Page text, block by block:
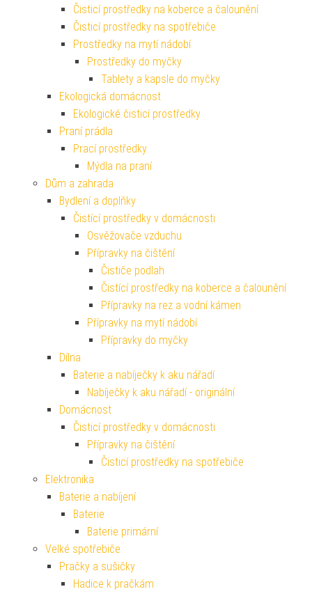
Čisticí prostředky na koberce a čalounění
Čisticí prostředky na spotřebiče
Prostředky na mytí nádobí
Prostředky do myčky
Tablety a kapsle do myčky
Ekologická domácnost
Ekologické čisticí prostředky
Praní prádla
Prací prostředky
Mýdla na praní
Dům a zahrada
Bydlení a doplňky
Čistící prostředky v domácnosti
Osvěžovače vzduchu
Přípravky na čištění
Čističe podlah
Čistící prostředky na koberce a čalounění
Přípravky na rez a vodní kámen
Přípravky na mytí nádobí
Přípravky do myčky
Dílna
Baterie a nabíječky k aku nářadí
Nabíječky k aku nářadí - originální
Domácnost
Čisticí prostředky v domácnosti
Přípravky na čištění
Čisticí prostředky na spotřebiče
Elektronika
Baterie a nabíjení
Baterie
Baterie primární
Velké spotřebiče
Pračky a sušičky
Hadice k pračkám